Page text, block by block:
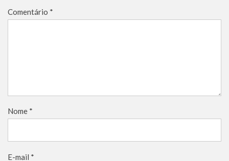
Comentário *
Nome *
E-mail *